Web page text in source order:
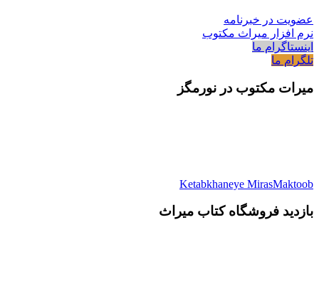
عضویت در خبرنامه
نرم افزار میراث مکتوب
اینستاگرام ما
تلگرام ما
میرات مکتوب در نورمگز
Ketabkhaneye MirasMaktoob
بازدید فروشگاه کتاب میراث